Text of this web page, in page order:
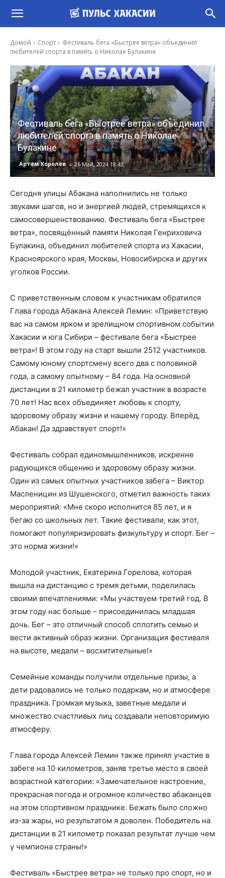
Домой Спорт
Фестиваль бега «Быстрее ветра» объединил
любителей спорта в память о Николае Булакине
Фестиваль бега «Быстрее ветра» объединил
любителей спорта в память о Николае
Булакине
Артём Королёв - 26 Май, 2024 18:43
Сегодня улицы Абакана наполнились не только
звуками шагов, но и энергией людей, стремящихся к
самосовершенствованию. Фестиваль бега «Быстрее
ветра», посвящённый памяти Николая Генриховича
Булакина, объединил любителей спорта из Хакасии,
Красноярского края, Москвы, Новосибирска и других
уголков России.
С приветственным словом к участникам обратился
Глава города Абакана Алексей Лемин: «Приветствую
вас на самом ярком и зрелищном спортивном событии
Хакасии и юга Сибири – фестивале бега «Быстрее
ветра»! В этом году на старт вышли 2512 участников.
Самому юному спортсмену всего два с половиной
года, а самому опытному – 84 года. На основной
дистанции в 21 километр бежал участник в возрасте
70 лет! Нас всех объединяет любовь к спорту,
здоровому образу жизни и нашему городу. Вперёд,
Абакан! Да здравствует спорт!»
Фестиваль собрал единомышленников, искренне
радующихся общению и здоровому образу жизни.
Один из самых опытных участников забега – Виктор
Масленицин из Шушенского, отметил важность таких
мероприятий: «Мне скоро исполнится 85 лет, и я
бегаю со школьных лет. Такие фестивали, как этот,
помогают популяризировать физкультуру и спорт. Бег –
это норма жизни!»
Молодой участник, Екатерина Горелова, которая
вышла на дистанцию с тремя детьми, поделилась
своими впечатлениями: «Мы участвуем третий год. В
этом году нас больше – присоединилась младшая
дочь. Бег – это отличный способ сплотить семью и
вести активный образ жизни. Организация фестиваля
на высоте, медали – восхитительные!»
Семейные команды получили отдельные призы, а
дети радовались не только подаркам, но и атмосфере
праздника. Громкая музыка, заветные медали и
множество счастливых лиц создавали неповторимую
атмосферу.
Глава города Алексей Лемин также принял участие в
забеге на 10 километров, заняв третье место в своей
возрастной категории: «Замечательное настроение,
прекрасная погода и огромное количество абаканцев
на этом спортивном празднике. Бежать было сложно
из-за жары, но результатом я доволен. Победитель на
дистанции в 21 километр показал результат лучше чем
у чемпиона страны!»
Фестиваль «Быстрее ветра» не только про спорт, но и